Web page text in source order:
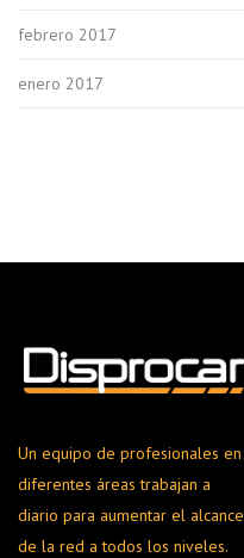
febrero 2017
enero 2017
Un equipo de profesionales en
diferentes áreas trabajan a
diario para aumentar el alcance
de la red a todos los niveles.